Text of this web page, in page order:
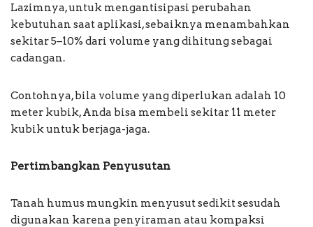
Lazimnya, untuk mengantisipasi perubahan
kebutuhan saat aplikasi, sebaiknya menambahkan
sekitar 5–10% dari volume yang dihitung sebagai
cadangan.
Contohnya, bila volume yang diperlukan adalah 10
meter kubik, Anda bisa membeli sekitar 11 meter
kubik untuk berjaga-jaga.
Pertimbangkan Penyusutan
Tanah humus mungkin menyusut sedikit sesudah
digunakan karena penyiraman atau kompaksi